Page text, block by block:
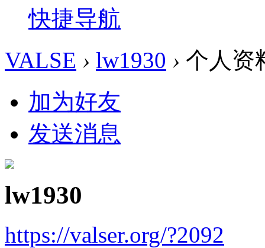
快捷导航
VALSE › lw1930 › 个人资
加为好友
发送消息
lw1930
https://valser.org/?2092